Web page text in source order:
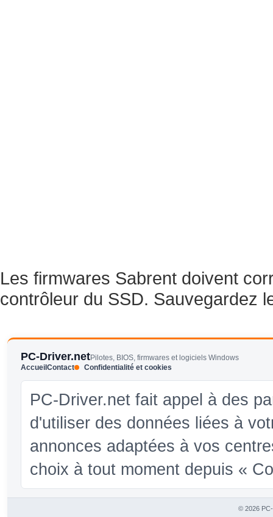
Les firmwares Sabrent doivent
contrôleur du SSD. Sauvegardez
PC-Driver.netPilotes, BIOS, firmwares et logiciels Windows
AccueilContact Confidentialité et cookies
PC-Driver.net fait appel à des
d'utiliser des données liées à
annonces adaptées à vos
choix à tout moment depuis «
© 2026